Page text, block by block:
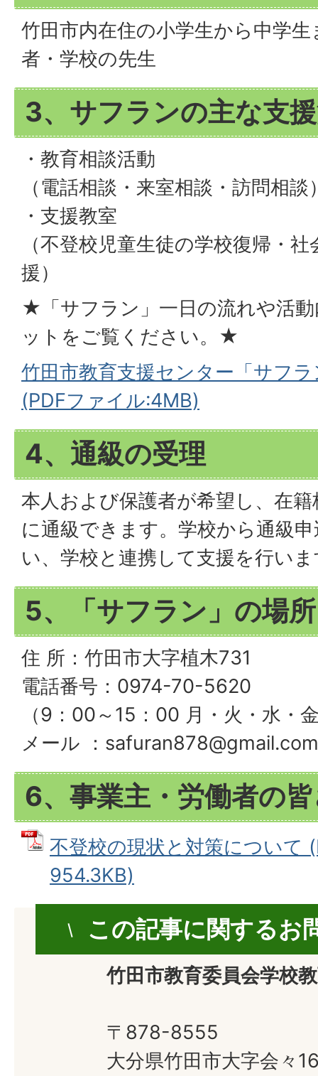
竹田市内在住の小学生から中学
者・学校の先生
3、サフランの主な支
・教育相談活動
（電話相談・来室相談・訪問相談
・支援教室
（不登校児童生徒の学校復帰・
援）
★「サフラン」一日の流れや活
ットをご覧ください。★
竹田市教育支援センター「サフ
(PDFファイル:4MB)
4、通級の受理
本人および保護者が希望し、在
に通級できます。学校から通級
い、学校と連携して支援を行い
5、「サフラン」の場所
住 所：竹田市大字植木731
電話番号：0974-70-5620
（9：00～15：00 月・火・水・
メール ：safuran878@gmail.com
6、事業主・労働者の
不登校の現状と対策について
954.3KB)
この記事に関するお
竹田市教育委員会学校
〒878-8555
大分県竹田市大字会々